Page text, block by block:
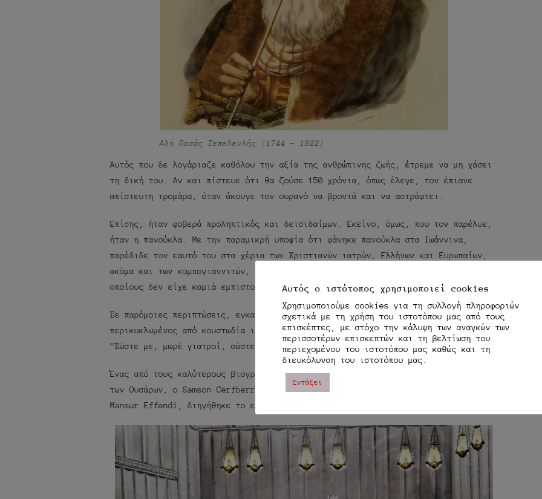
Αλή Πασάς Τεπελενλής (1744 – 1822)
Αυτός που δε λογάριαζε καθόλου την αξία της ανθρώπινης ζωής, έτρεμε να μη χάσει
τη δική του. Αν και πίστευε ότι θα ζούσε 150 χρόνια, όπως έλεγε, τον έπιανε
απίστευτη τρομάρα, όταν άκουγε τον ουρανό να βροντά και να αστράφτει.
Επίσης, ήταν φοβερά προληπτικός και δεισιδαίμων. Εκείνο, όμως, που τον παρέλυε,
ήταν η πανούκλα. Με την παραμικρή υποψία ότι φάνηκε πανούκλα στα Ιωάννινα,
παρέδιδε τον εαυτό του στα χέρια των Χριστιανών ιατρών, Ελλήνων και Ευρωπαίων,
ακόμα και των κομπογιαννιτών, όχι όμως των Μουσουλμάνων και των Ιουδαίων, στους
οποίους δεν είχε καμιά εμπιστοσύνη.
Σε παρόμοιες περιπτώσεις, εγκατέλειπε τα Ιωάννινα και κατέφευγε στην Πρέβεζα,
περικυκλωμένος από κουστωδία ιατρών. Συνήθιζε να τους λέει, σιγοκλαίγοντας:
“Σώστε με, μωρέ γιατροί, σώστε με!”
Ένας από τους καλύτερους βιογράφους του, ο Γάλλος εξωμότης κι άλλοτε αξιωματικός
των Ουσάρων, ο Samson Cerfberr, που αφού ασπάστηκε το Ισλάμ, ονομάστηκε Ibrahim
Mansur Effendi, διηγήθηκε το εξής περίεργο:
Αυτός ο ιστότοπος χρησιμοποιεί cookies
Χρησιμοποιούμε cookies για τη συλλογή πληροφοριών
σχετικά με τη χρήση του ιστοτόπου μας από τους
επισκέπτες, με στόχο την κάλυψη των αναγκών των
περισσοτέρων επισκεπτών και τη βελτίωση του
περιεχομένου του ιστοτόπου μας καθώς και τη
διευκόλυνση του ιστοτόπου μας.
Εντάξει